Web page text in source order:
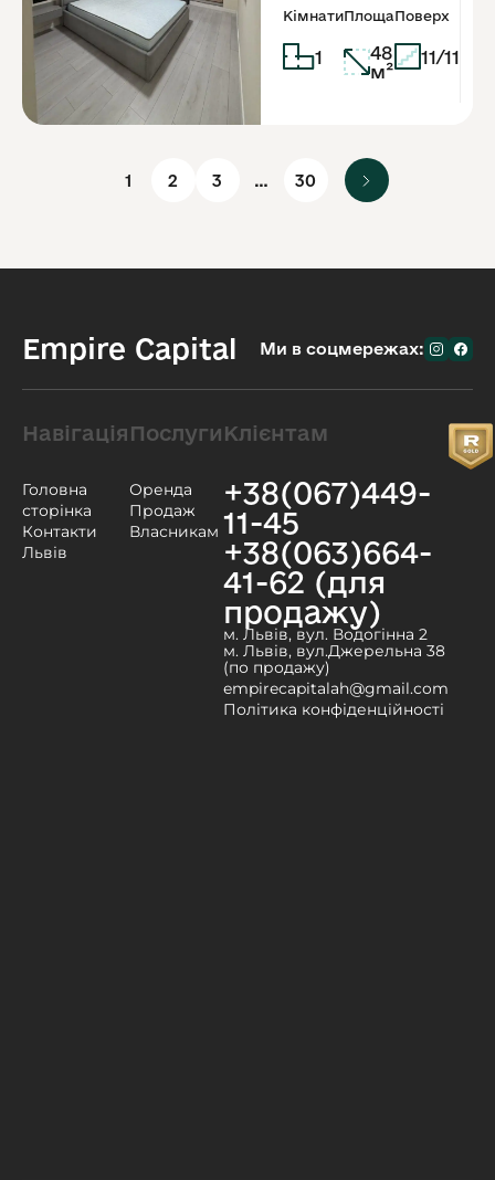
Кімнати
1
Площа
48
м²
Поверх
11/11
1 2 3 … 30
Empire Capital Ми в соцмережах:
Навігація
Головна
сторінка
Контакти
Львів
Послуги
Оренда
Продаж
Власникам
Клієнтам
+38(067)449-
11-45
+38(063)664-
41-62 (для
продажу)
м. Львів, вул. Водогінна 2
м. Львів, вул.Джерельна 38
(по продажу)
empirecapitalah@gmail.com
Політика конфіденційності